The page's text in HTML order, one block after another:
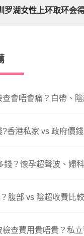
罗湖女性上环取环会
查會唔會痛？白帶、
香港私家 vs 政府價
錢？懷孕超聲波、婦
腹部 vs 陰超收費比
檢查費用貴唔貴？私